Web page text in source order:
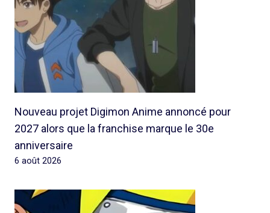
Nouveau projet Digimon Anime annoncé pour
2027 alors que la franchise marque le 30e
anniversaire
6 août 2026